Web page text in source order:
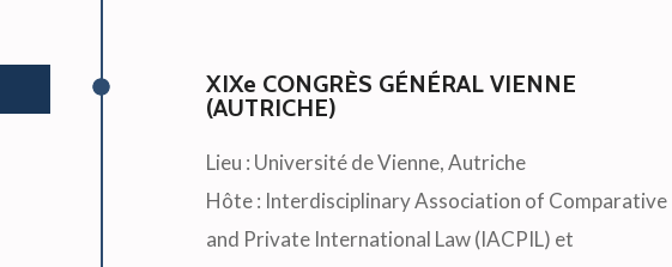
XIXe CONGRÈS GÉNÉRAL VIENNE
(AUTRICHE)
Lieu : Université de Vienne, Autriche
Hôte : Interdisciplinary Association of Comparative
and Private International Law (IACPIL) et